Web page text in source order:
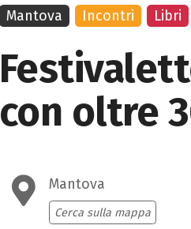
con oltre
Mantova
Cerca sulla mappa
Mantova Incontri Libri